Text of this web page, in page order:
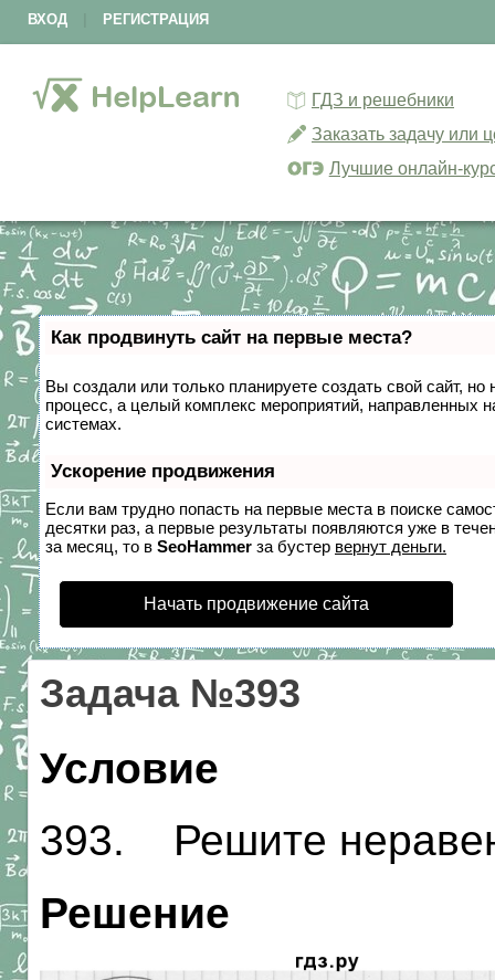
ВХОД РЕГИСТРАЦИЯ
ГДЗ и решебники
Заказать задачу или
Лучшие онлайн-
Как продвинуть сайт на первые места?
Вы создали или только планируете создать свой сайт,
процесс, а целый комплекс мероприятий, направленных
системах.
Ускорение продвижения
Если вам трудно попасть на первые места в поиске
десятки раз, а первые результаты появляются уже в
за месяц, то в SeoHammer за бустер вернут деньги.
Начать продвижение сайта
Задача №393
Условие
393. Решите
Решение